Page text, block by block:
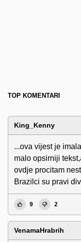
TOP KOMENTARI
King_Kenny
...ova vijest je
malo opsirniji
ovdje procitam
Brazilci su pravi
9 2
VenamaHrabrih